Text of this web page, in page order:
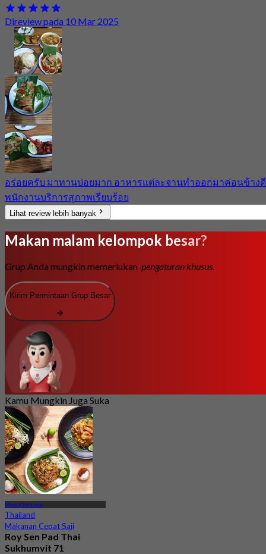
Direview pada 10 Mar 2025
อร่อยครับ มาทานบ่อยมาก อาหารแต่ละจานทำออกมาค่อนข้างดี
พนักงานบริการสุภาพเรียบร้อย
Lihat review lebih banyak
Makan malam kelompok besar?
Grup Anda mungkin memerlukan pengaturan khusus.
Kirim Permintaan Grup Besar
Kamu Mungkin Juga Suka
Phra Khanong
Thailand
Makanan Cepat Saji
Roy Sen Pad Thai
Sukhumvit 71